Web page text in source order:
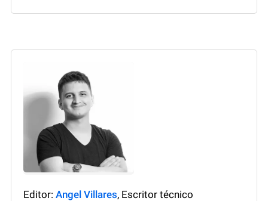
Editor: Angel Villares, Escritor técnico